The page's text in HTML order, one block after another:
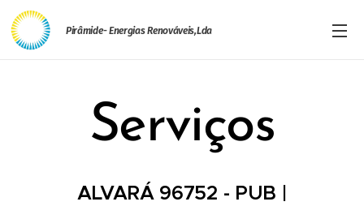
Pirâmide- Energias Renováveis,Lda
Serviços
ALVARÁ 96752 - PUB |